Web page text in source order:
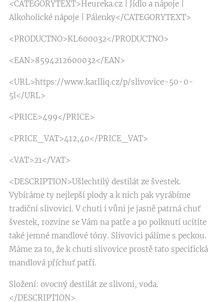
<CATEGORYTEXT>Heureka.cz | Jídlo a nápoje |
Alkoholické nápoje | Pálenky</CATEGORYTEXT>
<PRODUCTNO>KL600032</PRODUCTNO>
<EAN>8594212600032</EAN>
<URL>https://www.karlliq.cz/p/slivovice-50-0-
5l</URL>
<PRICE>499</PRICE>
<PRICE_VAT>412,40</PRICE_VAT>
<VAT>21</VAT>
<DESCRIPTION>Ušlechtilý destilát ze švestek.
Vybíráme ty nejlepší plody a k nich pak vyrábíme
tradiční slivovici. V chuti i vůni je jasně patrná chuť
švestek, rozvine se Vám na patře a po polknutí ucítíte
také jemné mandlové tóny. Slivovici pálíme s peckou.
Máme za to, že k chuti slivovice prostě tato specifická
mandlová příchuť patří.
Složení: ovocný destilát ze slivoní, voda.
</DESCRIPTION>